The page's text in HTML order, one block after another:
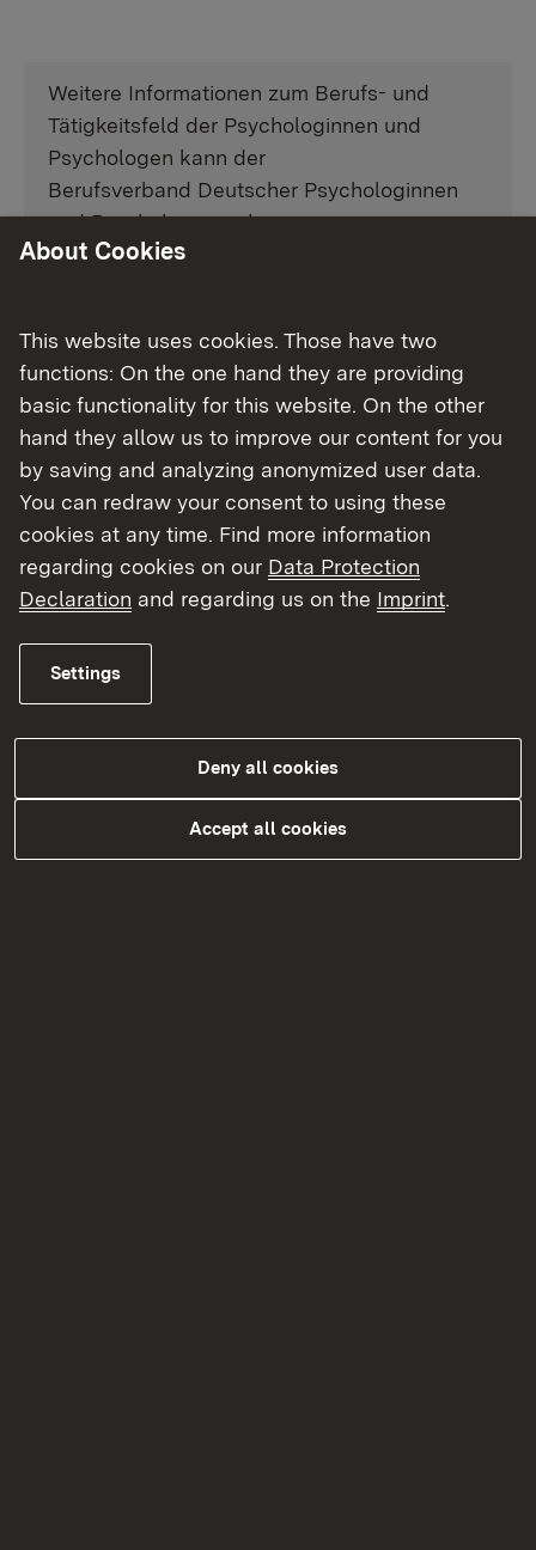
Weitere Informationen zum Berufs- und
Tätigkeitsfeld der Psychologinnen und
Psychologen kann der
Berufsverband Deutscher Psychologinnen
und Psychologen geben:
Bundesgeschäftsstelle
Am Köllnischen Park 2
10179 Berlin
External link:
Webseite
Für eine Auskunft, ob und in welcher Form
ein ausländischer Hochschulgrad geführt
Anfrage zur Gradführung an das Ministerium
Informationen zur Rechtslage in Baden-
ausländischer Grade erhalten Sie auf der
About Cookies
This website uses cookies. Those have two
functions: On the one hand they are providing
basic functionality for this website. On the other
hand they allow us to improve our content for you
by saving and analyzing anonymized user data.
You can redraw your consent to using these
cookies at any time. Find more information
regarding cookies on our Data Protection
Declaration and regarding us on the Imprint.
Settings
Deny all cookies
Accept all cookies